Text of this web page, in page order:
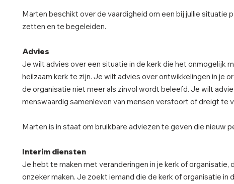
Marten beschikt over de vaardigheid om een bij jullie situatie
zetten en te begeleiden.
Advies
Je wilt advies over een situatie in de kerk die het onmogelijk
heilzaam kerk te zijn. Je wilt advies over ontwikkelingen in je
de organisatie niet meer als zinvol wordt beleefd. Je wilt
menswaardig samenleven van mensen verstoort of dreigt te
Marten is in staat om bruikbare adviezen te geven die nieuw
Interim diensten
Je hebt te maken met veranderingen in je kerk of
onzeker maken. Je zoekt iemand die de kerk of organisatie in